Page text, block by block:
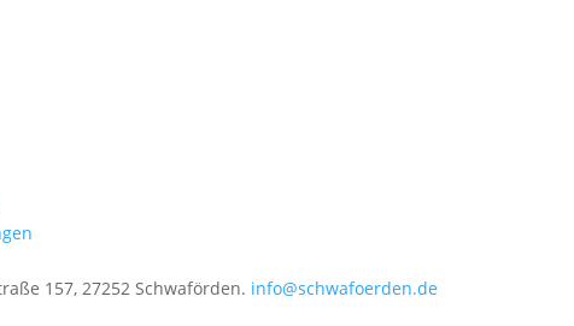
157, 27252 Schwaförden. info@schwafoerden.de